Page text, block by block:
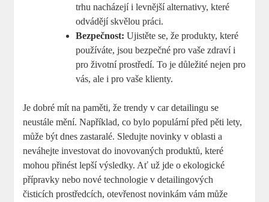
trhu nacházejí i levnější alternativy, které
odvádějí ‌skvělou práci.
Bezpečnost: Ujistěte se,‌ že produkty,‌ které
používáte, jsou ⁣bezpečné pro vaše zdraví⁣ i
pro ​životní prostředí. To je důležité nejen pro
vás, ⁣ale i pro vaše klienty.
Je ⁤dobré mít na paměti, že trendy v car detailingu se
neustále mění. Například,⁢ co ​bylo populární před pěti lety,
může⁣ být dnes ​zastaralé. Sledujte novinky v oblasti a
neváhejte investovat do inovovaných produktů, které
mohou přinést lepší výsledky. Ať už jde o‍ ekologické
přípravky nebo nové technologie v detailingových
čisticích prostředcích, otevřenost novinkám vám může